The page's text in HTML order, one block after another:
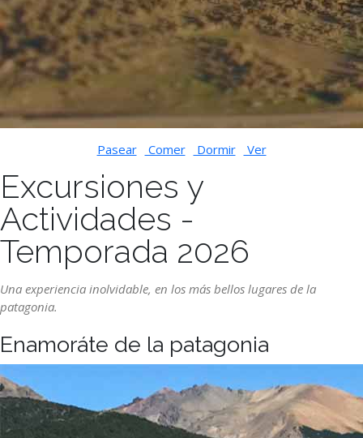
Pasear Comer Dormir Ver
Excursiones y
Actividades -
Temporada 2026
Una experiencia inolvidable, en los más bellos lugares de la
patagonia.
Enamoráte de la patagonia